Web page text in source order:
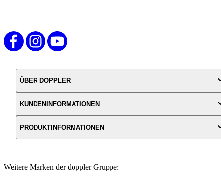
ÜBER DOPPLER
KUNDENINFORMATIONEN
PRODUKTINFORMATIONEN
Weitere Marken der doppler Gruppe: